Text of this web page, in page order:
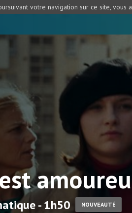
- 1h50 NOUVEAUTÉ
votre navigation sur ce site, vous